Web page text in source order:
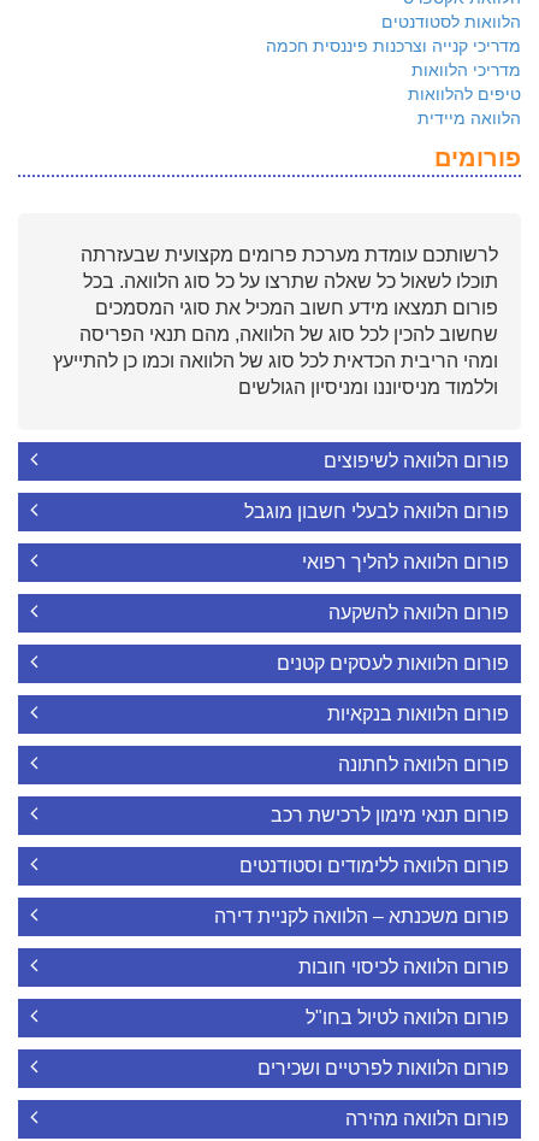
הלוואות לסטודנטים
מדריכי קנייה וצרכנות פיננסית חכמה
מדריכי הלוואות
טיפים להלוואות
הלוואה מיידית
פורומים
לרשותכם עומדת מערכת פרומים מקצועית שבעזרתה
תוכלו לשאול כל שאלה שתרצו על כל סוג הלוואה. בכל
פורום תמצאו מידע חשוב המכיל את סוגי המסמכים
שחשוב להכין לכל סוג של הלוואה, מהם תנאי הפריסה
ומהי הריבית הכדאית לכל סוג של הלוואה וכמו כן להתייעץ
וללמוד מניסיוננו ומניסיון הגולשים
פורום הלוואה לשיפוצים
פורום הלוואה לבעלי חשבון מוגבל
פורום הלוואה להליך רפואי
פורום הלוואה להשקעה
פורום הלוואות לעסקים קטנים
פורום הלוואות בנקאיות
פורום הלוואה לחתונה
פורום תנאי מימון לרכישת רכב
פורום הלוואה ללימודים וסטודנטים
פורום משכנתא – הלוואה לקניית דירה
פורום הלוואה לכיסוי חובות
פורום הלוואה לטיול בחו"ל
פורום הלוואות לפרטיים ושכירים
פורום הלוואה מהירה